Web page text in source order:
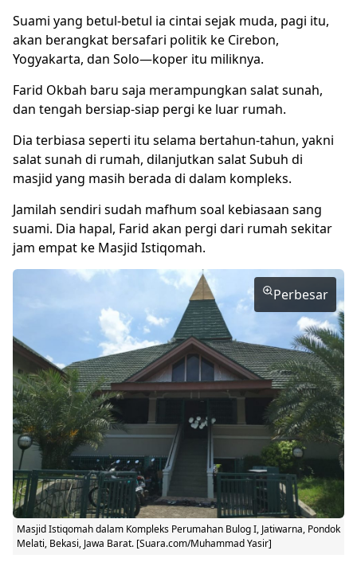
Suami yang betul-betul ia cintai sejak muda, pagi itu,
akan berangkat bersafari politik ke Cirebon,
Yogyakarta, dan Solo—koper itu miliknya.
Farid Okbah baru saja merampungkan salat sunah,
dan tengah bersiap-siap pergi ke luar rumah.
Dia terbiasa seperti itu selama bertahun-tahun, yakni
salat sunah di rumah, dilanjutkan salat Subuh di
masjid yang masih berada di dalam kompleks.
Jamilah sendiri sudah mafhum soal kebiasaan sang
suami. Dia hapal, Farid akan pergi dari rumah sekitar
jam empat ke Masjid Istiqomah.
Perbesar
Masjid Istiqomah dalam Kompleks Perumahan Bulog I, Jatiwarna, Pondok
Melati, Bekasi, Jawa Barat. [Suara.com/Muhammad Yasir]